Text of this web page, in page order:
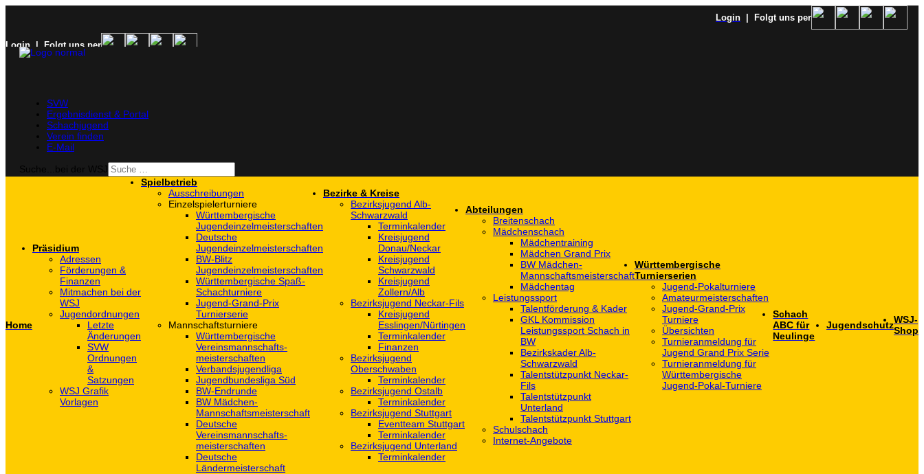
Login | Folgt uns per
Login | Folgt uns per
SVW
Ergebnisdienst & Portal
Schachjugend
Verein finden
E-Mail
Home
Präsidium
Adressen
Förderungen &
Finanzen
Mitmachen bei der
WSJ
Jugendordnungen
Letzte
Änderungen
SVW
Ordnungen
&
Satzungen
WSJ Grafik
Vorlagen
Spielbetrieb
Ausschreibungen
Einzelspielerturniere
Württembergische
Jugendeinzelmeisterschaften
Deutsche
Jugendeinzelmeisterschaften
BW-Blitz
Jugendeinzelmeisterschaften
Württembergische Spaß-
Schachturniere
Jugend-Grand-Prix
Turnierserie
Mannschaftsturniere
Württembergische
Vereinsmannschafts-
meisterschaften
Verbandsjugendliga
Jugendbundesliga Süd
BW-Endrunde
BW Mädchen-
Mannschaftsmeisterschaft
Deutsche
Vereinsmannschafts-
meisterschaften
Deutsche
Ländermeisterschaft
Bezirke & Kreise
Bezirksjugend Alb-
Schwarzwald
Terminkalender
Kreisjugend
Donau/Neckar
Kreisjugend
Schwarzwald
Kreisjugend
Zollern/Alb
Bezirksjugend Neckar-Fils
Kreisjugend
‎Esslingen/Nürtingen
Terminkalender
Finanzen
Bezirksjugend
Oberschwaben
Terminkalender
Bezirksjugend Ostalb
Terminkalender
Bezirksjugend Stuttgart
‎Eventteam Stuttgart
Terminkalender
Bezirksjugend Unterland
Terminkalender
Abteilungen
Breitenschach
Mädchenschach
Mädchentraining
Mädchen Grand Prix
BW Mädchen-
Mannschaftsmeisterschaft
Mädchentag
Leistungssport
Talentförderung & Kader
GKL Kommission
Leistungssport Schach in
BW
Bezirkskader Alb-
Schwarzwald
Talentstützpunkt Neckar-
Fils
Talentstützpunkt
Unterland
Talentstützpunkt Stuttgart
Schulschach
Internet-Angebote
Württembergische
Turnierserien
Jugend-Pokalturniere
Amateurmeisterschaften
Jugend-Grand-Prix
Turniere
Übersichten
Turnieranmeldung für
Jugend Grand Prix Serie
Turnieranmeldung für
Württembergische
Jugend-Pokal-Turniere
Schach
ABC für
Neulinge
JugendschutzWSJ-
Shop